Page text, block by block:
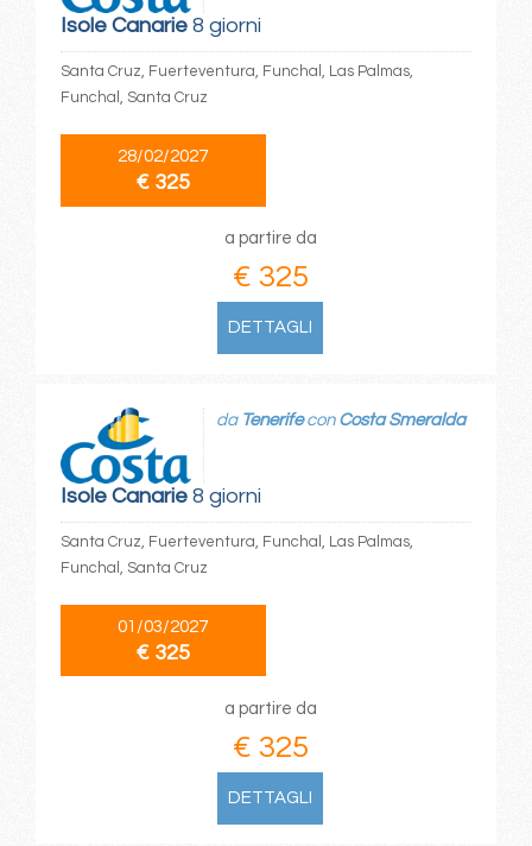
Isole Canarie8 giorni
Santa Cruz, Fuerteventura, Funchal, Las Palmas,
Funchal, Santa Cruz
28/02/2027
€ 325
a partire da
€ 325
DETTAGLI
Isole Canarie8 giorni
da Tenerifecon Costa Smeralda
Santa Cruz, Fuerteventura, Funchal, Las Palmas,
Funchal, Santa Cruz
01/03/2027
€ 325
a partire da
€ 325
DETTAGLI